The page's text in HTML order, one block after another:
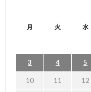
月 火 水
3 4 5
10 11 12